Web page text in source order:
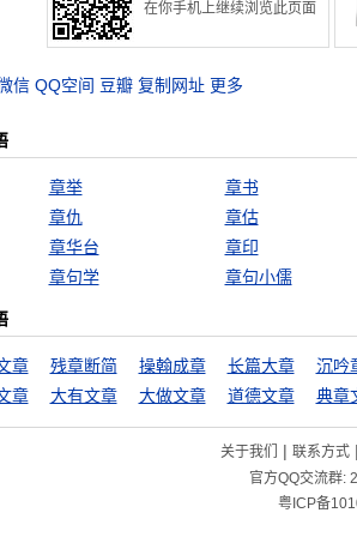
在你手机上继续浏览此页面
信 QQ空间 豆瓣 复制网址 更多
章举 章书
章仇 章估
章华台 章印
章句学 章句小儒
章 残章断简 操翰成章 长篇大章 沉吟
章 大有文章 大做文章 道德文章 典章
关于我们 | 联系方式 |
官方QQ交流群:
粤ICP备